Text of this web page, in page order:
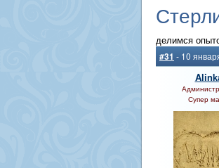
делимся
#31 - 10
Супер